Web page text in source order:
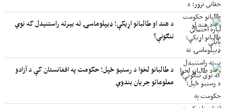
د هند او طالبانو اړیکې؛ ډیپلوماسۍ ته بیرته راستنیدل که نوي
ننګونې؟
د طالبانو لخوا د رسنیو ځپل؛ حکومت په افغانستان کې د آزادو
معلوماتو جریان بندوي